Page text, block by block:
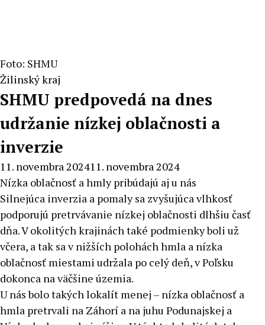
Foto: SHMU
Žilinský kraj
SHMU predpovedá na dnes
udržanie nízkej oblačnosti a
inverzie
11. novembra 202411. novembra 2024
Nízka oblačnosť a hmly pribúdajú aj u nás
Silnejúca inverzia a pomaly sa zvyšujúca vlhkosť
podporujú pretrvávanie nízkej oblačnosti dlhšiu časť
dňa. V okolitých krajinách také podmienky boli už
včera, a tak sa v nižších polohách hmla a nízka
oblačnosť miestami udržala po celý deň, v Poľsku
dokonca na väčšine územia.
U nás bolo takých lokalít menej – nízka oblačnosť a
hmla pretrvali na Záhorí a na juhu Podunajskej a